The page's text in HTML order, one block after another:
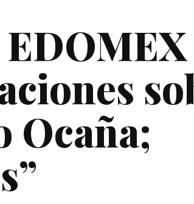
Ocaña;